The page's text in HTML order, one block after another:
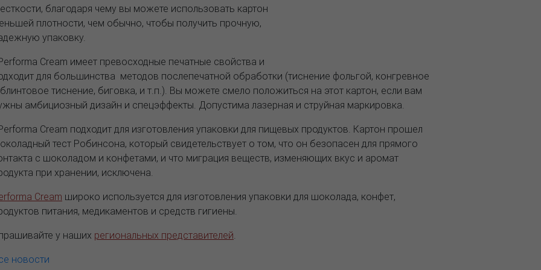
благодаря чему вы можете использовать картон
плотности, чем обычно, чтобы получить прочную,
упаковку.
Cream имеет превосходные печатные свойства и
для большинства методов послепечатной обработки (тиснение фольгой, конгревное
тиснение, биговка, и т.п.). Вы можете смело положиться на этот картон, если вам
амбициозный дизайн и спецэффекты. Допустима лазерная и струйная маркировка.
Cream подходит для изготовления упаковки для пищевых продуктов. Картон прошел
тест Робинсона, который свидетельствует о том, что он безопасен для прямого
с шоколадом и конфетами, и что миграция веществ, изменяющих вкус и аромат
при хранении, исключена.
Cream широко используется для изготовления упаковки для шоколада, конфет,
питания, медикаментов и средств гигиены.
у наших региональных представителей.
новости